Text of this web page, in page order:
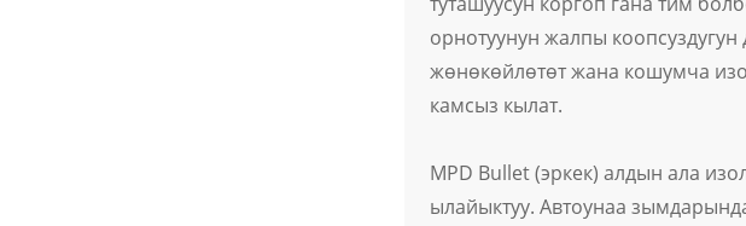
орнотуунун жалпы
жөнөкөйлөтөт жана кошумча
камсыз кылат.
MPD Bullet (эркек) алдын ала
ылайыктуу. Автоунаа